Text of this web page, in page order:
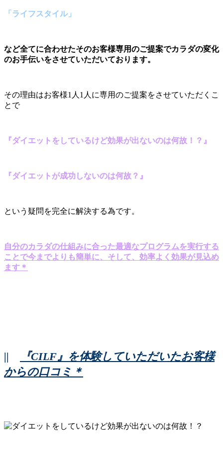
「ライフスタイル」
など全てに合わせたそのお客様専用のご提案でカラダの変化
のお手伝いをさせていただいております。
その理由はお客様1人1人に専用のご提案をさせていただくこ
とで
『ダイエットをしているけど効果が出ないのは何故！？』
『ダイエットが成功しないのは何故？』
という疑問を完全に解決する為です。
自分のカラダの仕組みに合った最適なプログラムを実行する
ことで今までよりも簡単に、そして、効率よく効果が見込め
ます＊
||
『CILF』を体験していただいたお客様
からの口コミ＊